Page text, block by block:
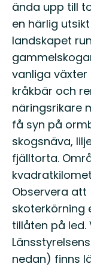
ända upp till
en härlig
landskapet
vanliga
kråkbär och
näringsrikare
få syn på
skogsnäva,
fjälltorta.
Observera att
skoterkörning
tillåten på led.
nedan) finns